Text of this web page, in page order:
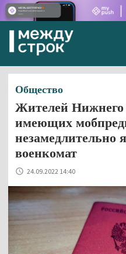
Общество
Жителей Нижнего
имеющих
незамедлительно
военкомат
24.09.2022 14:40